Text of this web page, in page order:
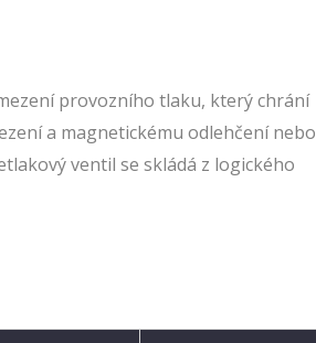
provozního tlaku, který chrání
a magnetickému odlehčení nebo
ventil se skládá z logického
Solenoidové směrové
regulační ventily